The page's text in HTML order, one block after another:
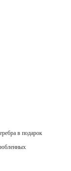
в подарок